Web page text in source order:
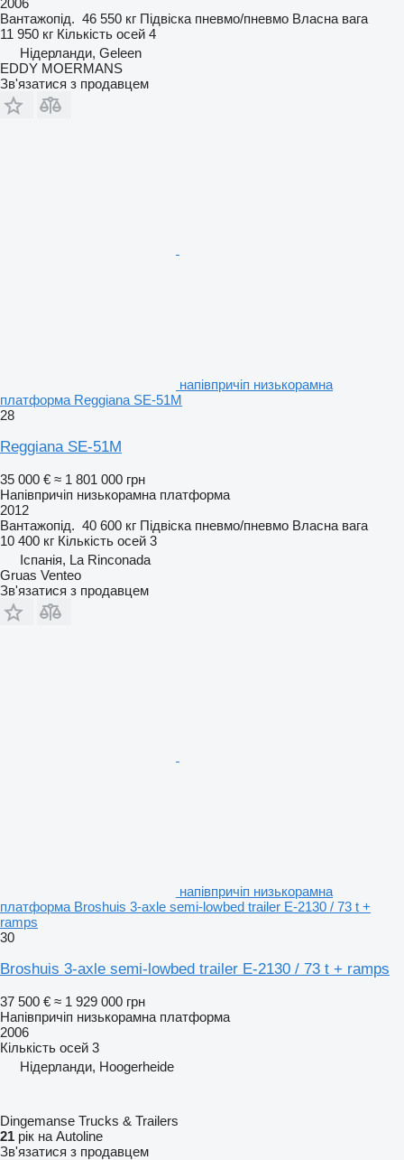
Вантажопід. 46 550 кг Підвіска пневмо/пневмо Власна вага
11 950 кг Кількість осей 4
Нідерланди, Geleen
EDDY MOERMANS
Зв'язатися з продавцем
напівпричіп низькорамна
платформа Reggiana SE-51M
28
Reggiana SE-51M
35 000 € ≈ 1 801 000 грн
Напівпричіп низькорамна платформа
2012
Вантажопід. 40 600 кг Підвіска пневмо/пневмо Власна вага
10 400 кг Кількість осей 3
Іспанія, La Rinconada
Gruas Venteo
Зв'язатися з продавцем
напівпричіп низькорамна
платформа Broshuis 3-axle semi-lowbed trailer E-2130 / 73 t +
ramps
30
Broshuis 3-axle semi-lowbed trailer E-2130 / 73 t + ramps
37 500 € ≈ 1 929 000 грн
Напівпричіп низькорамна платформа
2006
Кількість осей 3
Нідерланди, Hoogerheide
Dingemanse Trucks & Trailers
21 рік на Autoline
Зв'язатися з продавцем